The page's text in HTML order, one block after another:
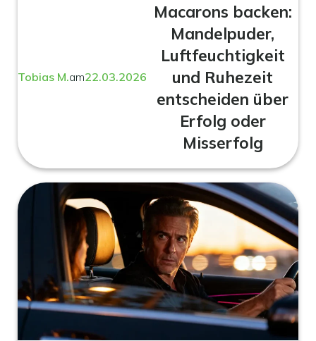
Tobias M.am22.03.2026
Macarons backen:
Mandelpuder,
Luftfeuchtigkeit
und Ruhezeit
entscheiden über
Erfolg oder
Misserfolg